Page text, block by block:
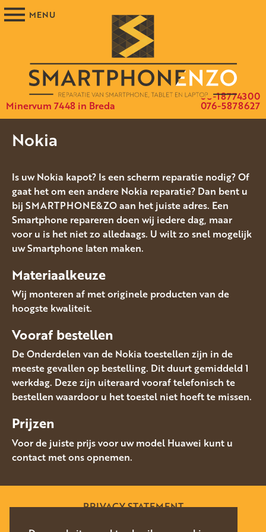
Minervum 7448 in Breda 076-5878627
06-18774300
Nokia
Is uw Nokia kapot? Is een scherm reparatie nodig? Of
gaat het om een andere Nokia reparatie? Dan bent u
bij SMARTPHONE&ZO aan het juiste adres. Een
Smartphone repareren doen wij iedere dag, maar
voor u is het niet zo alledaags. U wilt zo snel mogelijk
uw Smartphone laten maken.
Materiaalkeuze
Wij monteren af met originele producten van de
hoogste kwaliteit.
Vooraf bestellen
De Onderdelen van de Nokia toestellen zijn in de
meeste gevallen op bestelling. Dit duurt gemiddeld 1
werkdag. Deze zijn uiteraard vooraf telefonisch te
bestellen waardoor u het toestel niet hoeft te missen.
Prijzen
Voor de juiste prijs voor uw model Huawei kunt u
contact met ons opnemen.
PRIVACY STATEMENT